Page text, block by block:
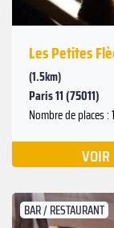
Les Petites
(1.5km)
Paris 11 (75011)
Nombre de places :
VOIR
BAR / RESTAURANT